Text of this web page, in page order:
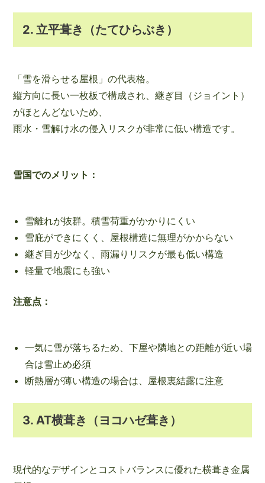
2. 立平葺き（たてひらぶき）
「雪を滑らせる屋根」の代表格。
縦方向に長い一枚板で構成され、継ぎ目（ジョイント）
がほとんどないため、
雨水・雪解け水の侵入リスクが非常に低い構造です。
雪国でのメリット：
雪離れが抜群。積雪荷重がかかりにくい
雪庇ができにくく、屋根構造に無理がかからない
継ぎ目が少なく、雨漏りリスクが最も低い構造
軽量で地震にも強い
注意点：
一気に雪が落ちるため、下屋や隣地との距離が近い場
合は雪止め必須
断熱層が薄い構造の場合は、屋根裏結露に注意
3. AT横葺き（ヨコハゼ葺き）
現代的なデザインとコストバランスに優れた横葺き金属